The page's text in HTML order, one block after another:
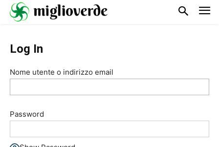
Log In
Nome utente o indirizzo email
Password